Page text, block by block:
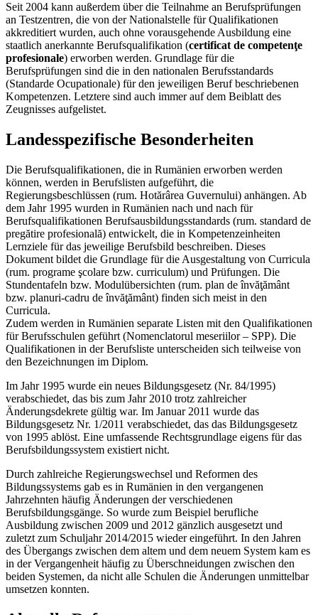
Seit 2004 kann außerdem über die Teilnahme an Berufsprüfungen
an Testzentren, die von der Nationalstelle für Qualifikationen
akkreditiert wurden, auch ohne vorausgehende Ausbildung eine
staatlich anerkannte Berufsqualifikation (certificat de competenţe
profesionale) erworben werden. Grundlage für die
Berufsprüfungen sind die in den nationalen Berufsstandards
(Standarde Ocupationale) für den jeweiligen Beruf beschriebenen
Kompetenzen. Letztere sind auch immer auf dem Beiblatt des
Zeugnisses aufgelistet.
Landesspezifische Besonderheiten
Die Berufsqualifikationen, die in Rumänien erworben werden
können, werden in Berufslisten aufgeführt, die
Regierungsbeschlüssen (rum. Hotărârea Guvernului) anhängen. Ab
dem Jahr 1995 wurden in Rumänien nach und nach für
Berufsqualifikationen Berufsausbildungsstandards (rum. standard de
pregătire profesională) entwickelt, die in Kompetenzeinheiten
Lernziele für das jeweilige Berufsbild beschreiben. Dieses
Dokument bildet die Grundlage für die Ausgestaltung von Curricula
(rum. programe şcolare bzw. curriculum) und Prüfungen. Die
Stundentafeln bzw. Modulübersichten (rum. plan de învăţământ
bzw. planuri-cadru de învăţământ) finden sich meist in den
Curricula.
Zudem werden in Rumänien separate Listen mit den Qualifikationen
für Berufsschulen geführt (Nomenclatorul meseriilor – SPP). Die
Qualifikationen in der Berufsliste unterscheiden sich teilweise von
den Bezeichnungen im Diplom.
Im Jahr 1995 wurde ein neues Bildungsgesetz (Nr. 84/1995)
verabschiedet, das bis zum Jahr 2010 trotz zahlreicher
Änderungsdekrete gültig war. Im Januar 2011 wurde das
Bildungsgesetz Nr. 1/2011 verabschiedet, das das Bildungsgesetz
von 1995 ablöst. Eine umfassende Rechtsgrundlage eigens für das
Berufsbildungssystem existiert nicht.
Durch zahlreiche Regierungswechsel und Reformen des
Bildungssystems gab es in Rumänien in den vergangenen
Jahrzehnten häufig Änderungen der verschiedenen
Berufsbildungsgänge. So wurde zum Beispiel berufliche
Ausbildung zwischen 2009 und 2012 gänzlich ausgesetzt und
zuletzt zum Schuljahr 2014/2015 wieder eingeführt. In den Jahren
des Übergangs zwischen dem altem und dem neuem System kam es
in der Vergangenheit häufig zu Überschneidungen zwischen den
beiden Systemen, da nicht alle Schulen die Änderungen unmittelbar
umsetzen konnten.